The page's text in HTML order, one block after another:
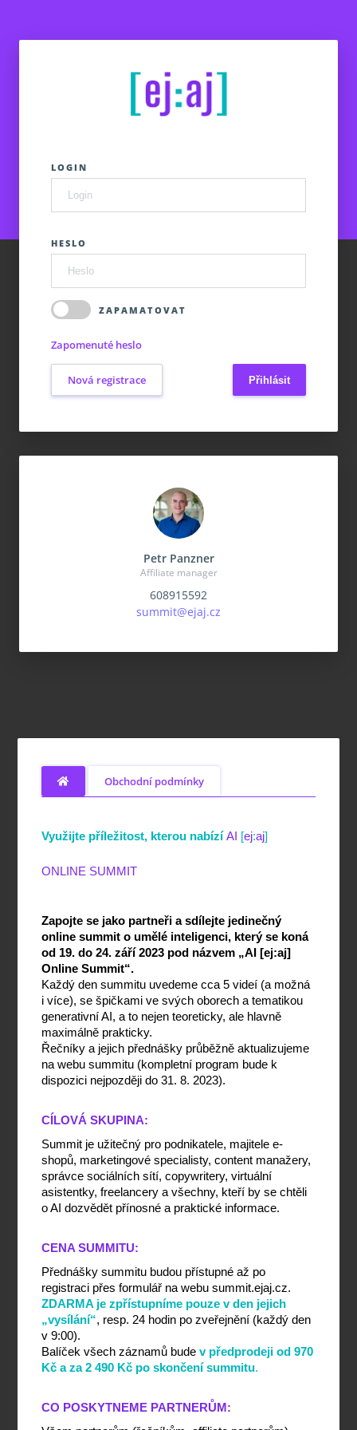
LOGIN
HESLO
ZAPAMATOVAT
Zapomenuté heslo
Nová registrace
Petr Panzner
Affiliate manager
608915592
summit@ejaj.cz
Obchodní podmínky
Využijte příležitost, kterou nabízí AI [ej:aj]
ONLINE SUMMIT
Zapojte se jako partneři a sdílejte jedinečný
online summit o umělé inteligenci, který se koná
od 19. do 24. září 2023 pod názvem „AI [ej:aj]
Online Summit“.
Každý den summitu uvedeme cca 5 videí (a možná
i více), se špičkami ve svých oborech a tematikou
generativní AI, a to nejen teoreticky, ale hlavně
maximálně prakticky.
Řečníky a jejich přednášky průběžně aktualizujeme
na webu summitu (kompletní program bude k
dispozici nejpozději do 31. 8. 2023).
CÍLOVÁ SKUPINA:
Summit je užitečný pro podnikatele, majitele e-
shopů, marketingové specialisty, content manažery,
správce sociálních sítí, copywritery, virtuální
asistentky, freelancery a všechny, kteří by se chtěli
o AI dozvědět přínosné a praktické informace.
CENA SUMMITU:
Přednášky summitu budou přístupné až po
ZDARMA je zpřístupníme pouze v den jejich
„vysílání“, resp. 24 hodin po zveřejnění (každý den
v 9:00).
Balíček všech záznamů bude v předprodeji od 970
Kč a za 2 490 Kč po skončení summitu.
CO POSKYTNEME PARTNERŮM: